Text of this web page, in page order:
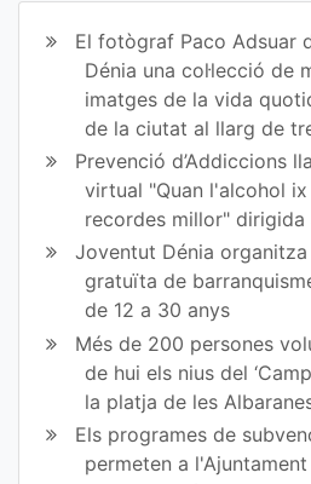
ir
en
Fa
ce
bo
ok
ir
en
Tw
itt
er
El fotògraf Paco Adsuar
Dénia una col·lecció de
imatges de la vida
de la ciutat al llarg de
Prevenció d’Addiccions
virtual "Quan l'alcohol
recordes millor"
Joventut Dénia
gratuïta de
de 12 a 30 anys
Més de 200 persones
de hui els nius del
la platja de les
Els programes de
permeten a